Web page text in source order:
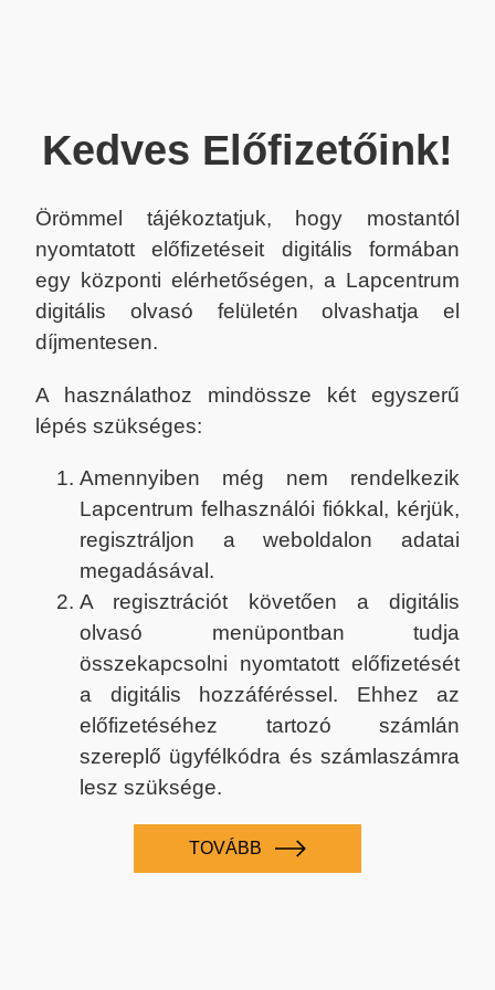
Kedves Előfizetőink!
Örömmel tájékoztatjuk, hogy mostantól
nyomtatott előfizetéseit digitális formában
egy központi elérhetőségen, a Lapcentrum
digitális olvasó felületén olvashatja el
díjmentesen.
A használathoz mindössze két egyszerű
lépés szükséges:
Amennyiben még nem rendelkezik
Lapcentrum felhasználói fiókkal, kérjük,
regisztráljon a weboldalon adatai
megadásával.
A regisztrációt követően a digitális
olvasó menüpontban tudja
összekapcsolni nyomtatott előfizetését
a digitális hozzáféréssel. Ehhez az
előfizetéséhez tartozó számlán
szereplő ügyfélkódra és számlaszámra
lesz szüksége.
TOVÁBB